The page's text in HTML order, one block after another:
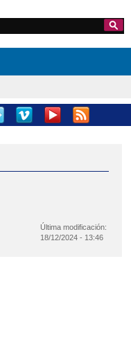
de
Última modificación:
18/12/2024 - 13:46